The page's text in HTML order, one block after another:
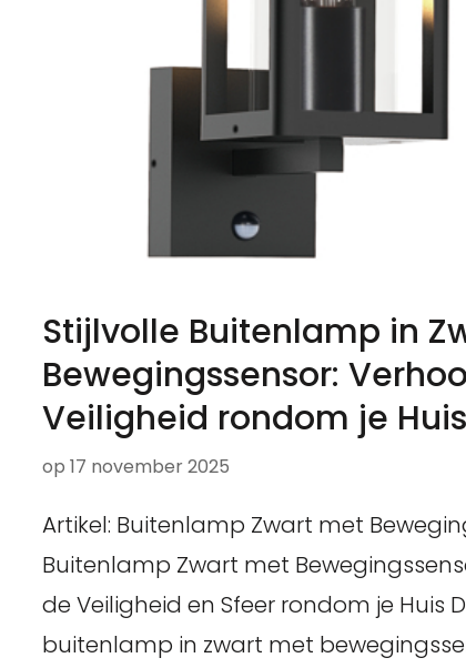
Stijlvolle Buitenlamp in
Bewegingssensor:
Veiligheid rondom je
op 17 november 2025
Artikel: Buitenlamp Zwart met
Buitenlamp Zwart met
de Veiligheid en Sfeer rondom je Huis
buitenlamp in zwart met